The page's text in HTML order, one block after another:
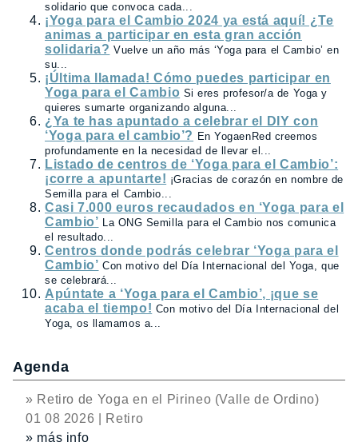
solidario que convoca cada...
¡Yoga para el Cambio 2024 ya está aquí! ¿Te
animas a participar en esta gran acción
solidaria? Vuelve un año más ‘Yoga para el Cambio’ en
su...
¡Última llamada! Cómo puedes participar en
Yoga para el Cambio Si eres profesor/a de Yoga y
quieres sumarte organizando alguna...
¿Ya te has apuntado a celebrar el DIY con
‘Yoga para el cambio’? En YogaenRed creemos
profundamente en la necesidad de llevar el...
Listado de centros de ‘Yoga para el Cambio’:
¡corre a apuntarte! ¡Gracias de corazón en nombre de
Semilla para el Cambio...
Casi 7.000 euros recaudados en ‘Yoga para el
Cambio’ La ONG Semilla para el Cambio nos comunica
el resultado...
Centros donde podrás celebrar ‘Yoga para el
Cambio’ Con motivo del Día Internacional del Yoga, que
se celebrará...
Apúntate a ‘Yoga para el Cambio’, ¡que se
acaba el tiempo! Con motivo del Día Internacional del
Yoga, os llamamos a...
Agenda
» Retiro de Yoga en el Pirineo (Valle de Ordino)
01 08 2026 | Retiro
» más info